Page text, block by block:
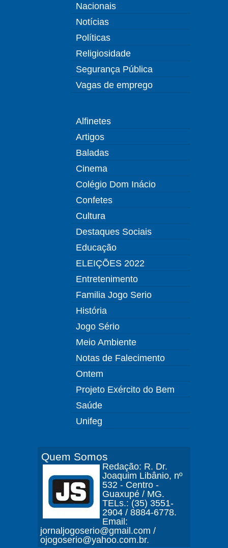
Nacionais
Notícias
Políticas
Religiosidade
Segurança Pública
Vagas de emprego
Alfinetes
Artigos
Baladas
Cinema
Colégio Dom Inácio
Confetes
Cultura
Destaques Sociais
Educação
ELEIÇÕES 2022
Entretenimento
Familia Jogo Serio
História
Jogo Sério
Meio Ambiente
Notas de Falecimento
Ontem
Projeto Exército do Bem
Saúde
Unifeg
Quem Somos
Redação: R. Dr.
Joaquim Libânio, nº
532 - Centro -
Guaxupé / MG.
TELs.: (35) 3551-
2904 / 8884-6778.
Email:
jornaljogoserio@gmail.com /
ojogoserio@yahoo.com.br.